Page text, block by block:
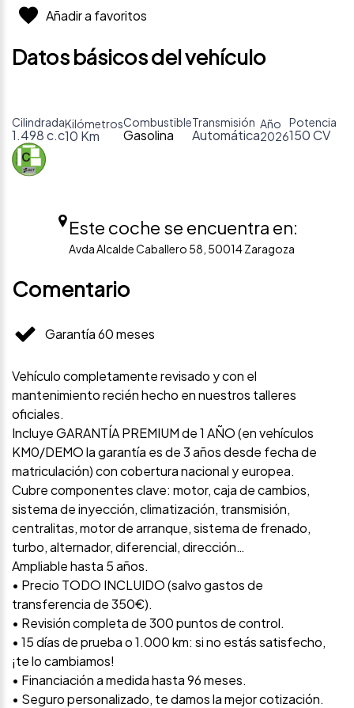
Añadir a favoritos
Datos básicos del vehículo
Cilindrada
1.498 c.c
Kilómetros
10 Km
Combustible
Gasolina
Transmisión
Automática
Año
2026
Potencia
150 CV
Este coche se encuentra en:
Avda Alcalde Caballero 58, 50014 Zaragoza
Comentario
Garantía 60 meses
Vehículo completamente revisado y con el
mantenimiento recién hecho en nuestros talleres
oficiales.
Incluye GARANTÍA PREMIUM de 1 AÑO (en vehículos
KM0/DEMO la garantía es de 3 años desde fecha de
matriculación) con cobertura nacional y europea.
Cubre componentes clave: motor, caja de cambios,
sistema de inyección, climatización, transmisión,
centralitas, motor de arranque, sistema de frenado,
turbo, alternador, diferencial, dirección…
Ampliable hasta 5 años.
• Precio TODO INCLUIDO (salvo gastos de
transferencia de 350€).
• Revisión completa de 300 puntos de control.
• 15 días de prueba o 1.000 km: si no estás satisfecho,
¡te lo cambiamos!
• Financiación a medida hasta 96 meses.
• Seguro personalizado, te damos la mejor cotización.